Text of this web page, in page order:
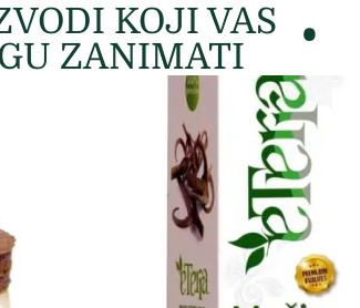
KOJI VAS
ZANIMATI